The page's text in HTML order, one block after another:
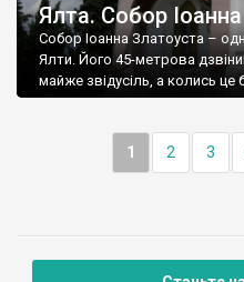
Ялта. Собор
Собор Іоанна Златоуста –
Ялти. Його 45-метрова
майже звідусіль, а колись це
1 2 3